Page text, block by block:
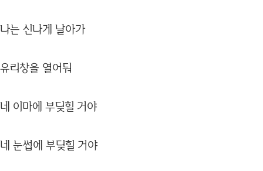
나는 신나게 날아가
유리창을 열어둬
네 이마에 부딪힐 거야
네 눈썹에 부딪힐 거야